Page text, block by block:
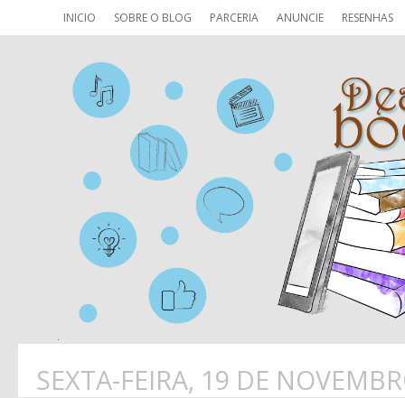
INICIO SOBRE O BLOG PARCERIA ANUNCIE RESENHAS
SEXTA-FEIRA, 19 DE